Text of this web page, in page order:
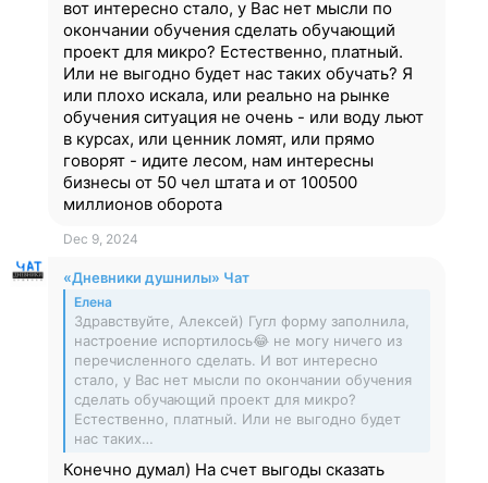
вот интересно стало, у Вас нет мысли по
окончании обучения сделать обучающий
проект для микро? Естественно, платный.
Или не выгодно будет нас таких обучать? Я
или плохо искала, или реально на рынке
обучения ситуация не очень - или воду льют
в курсах, или ценник ломят, или прямо
говорят - идите лесом, нам интересны
бизнесы от 50 чел штата и от 100500
миллионов оборота
Dec 9, 2024
«Дневники душнилы» Чат
Елена
Здравствуйте, Алексей) Гугл форму заполнила,
настроение испортилось😂 не могу ничего из
перечисленного сделать. И вот интересно
стало, у Вас нет мысли по окончании обучения
сделать обучающий проект для микро?
Естественно, платный. Или не выгодно будет
нас таких…
Конечно думал) На счет выгоды сказать